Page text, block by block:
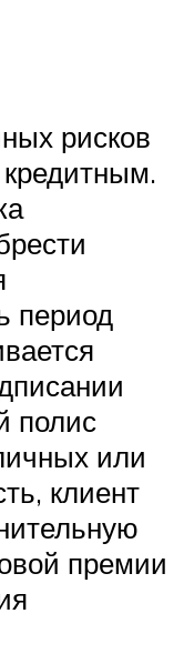
рисков
кредитным.
период
полис
или
клиент
премии